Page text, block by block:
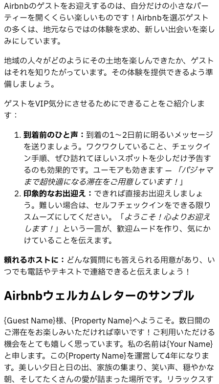
Airbnbのゲストをお迎えするのは、自分だけの小さなパー
ティーを開くくらい楽しいものです！Airbnbを選ぶゲスト
の多くは、地元ならではの体験を求め、新しい出会いを楽し
みにしています。
地域の人々がどのようにその土地を楽しんできたか、ゲスト
はそれを知りたがっています。その体験を提供できるよう準
備しましょう。
ゲストをVIP気分にさせるためにできることをご紹介しま
す：
到着前のひと声： 到着の1〜2日前に明るいメッセージ
を送りましょう。ワクワクしていること、チェックイ
ン手順、ぜひ訪れてほしいスポットを少しだけ予告す
るのも効果的です。ユーモアも効きます —
「パジャマ
まで超快適になる滞在をご用意しています！ 」
印象的なお出迎え： できれば直接お出迎えしましょ
う。難しい場合は、セルフチェックインをできる限り
スムーズにしてください。「ようこそ！心よりお迎え
します！ 」という一言が、歓迎ムードを作り、気にか
けていることを伝えます。
頼れるホストに： どんな質問にも答えられる用意があり、い
つでも電話やテキストで連絡できると伝えましょう！
Airbnbウェルカムレターのサンプル
{Guest Name}様、{Property Name}へようこそ。数日間の
ご滞在をお楽しみいただければ幸いです！ご利用いただける
機会をとても嬉しく思っています。私の名前は{Your Name}
と申します。この{Property Name}を運営して4年になりま
す。美しい夕日と日の出、家族の集まり、笑い声、穏やかな
朝、そしてたくさんの愛が詰まった場所です。リラックスす